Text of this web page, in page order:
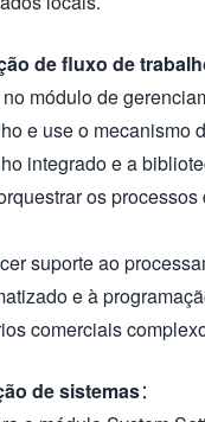
de fluxo de
módulo de
e use o mecanismo
integrado e a
os
suporte ao
e à
comerciais
de sistemas：